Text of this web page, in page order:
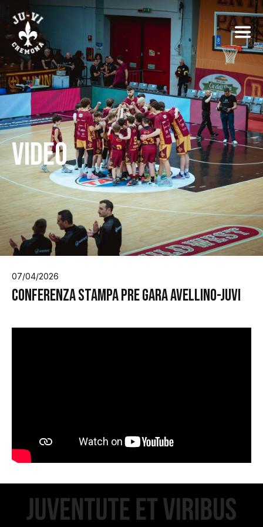
VIDEO
Squadra 25/26
Organigramma
Safe Guarding
07/04/2026
Conferenza stampa pre gara Avellino-JuVi